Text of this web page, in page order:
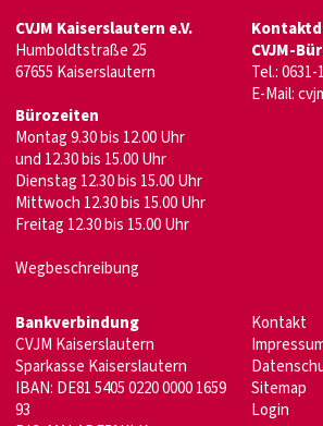
CVJM Kaiserslautern e.V.
Humboldtstraße 25
67655 Kaiserslautern
Bürozeiten
Montag 9.30 bis 12.00 Uhr
und 12.30 bis 15.00 Uhr
Dienstag 12.30 bis 15.00 Uhr
Mittwoch 12.30 bis 15.00 Uhr
Freitag 12.30 bis 15.00 Uhr
Wegbeschreibung
CVJM-
Tel.: 0631-
E-Mail:
Bankverbindung
CVJM Kaiserslautern
Sparkasse Kaiserslautern
IBAN: DE81 5405 0220 0000 1659
93
Kontakt
Sitemap
Login